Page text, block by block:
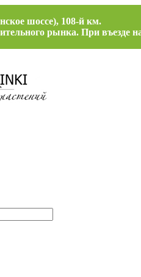
шоссе), 108-й км.
рынка. При въезде